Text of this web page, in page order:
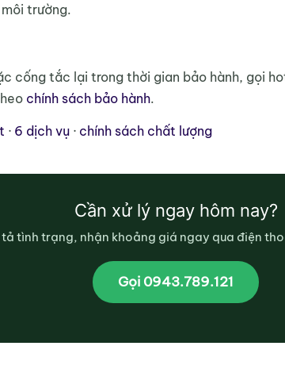
trường.
cống tắc lại trong thời gian bảo hành, gọi
chính sách bảo hành.
· 6 dịch vụ · chính sách chất lượng
Cần xử lý ngay hôm nay?
tình trạng, nhận khoảng giá ngay qua điện
Gọi 0943.789.121